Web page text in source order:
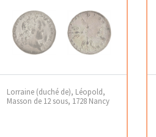
Lorraine (duché de), Léopold,
Masson de 12 sous, 1728 Nancy